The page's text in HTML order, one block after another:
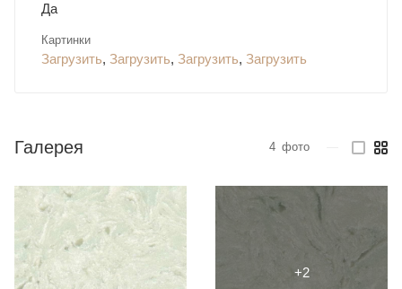
Да
Картинки
Загрузить, Загрузить, Загрузить, Загрузить
Галерея 4 фото